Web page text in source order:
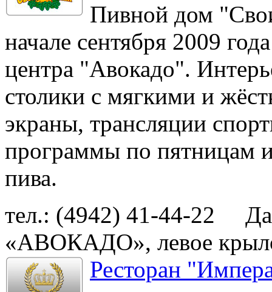
Пивной дом
начале сентября 2009
центра "Авокадо".
столики с мягкими и
экраны, трансляции
программы по пятницам
пива.
тел.: (4942) 41-44-22
«АВОКАДО», левое
Ресторан